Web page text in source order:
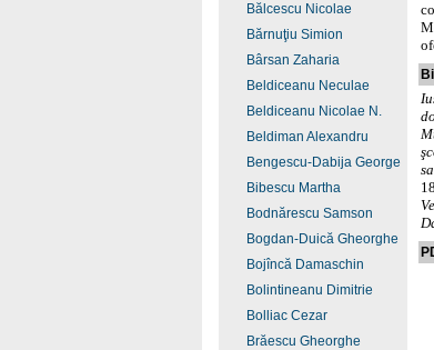
Bălcescu Nicolae
Bărnuţiu Simion
Bârsan Zaharia
Beldiceanu Neculae
Beldiceanu Nicolae N.
Beldiman Alexandru
Bengescu-Dabija George
Bibescu Martha
Bodnărescu Samson
Bogdan-Duică Gheorghe
Bojîncă Damaschin
Bolintineanu Dimitrie
Bolliac Cezar
Brăescu Gheorghe